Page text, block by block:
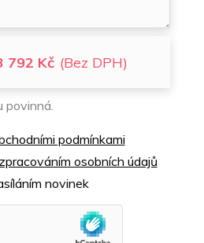
792 Kč (Bez DPH)
povinná.
podmínkami
zpracováním osobních údajů
novinek